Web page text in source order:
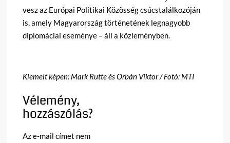
vesz az Európai Politikai Közösség csúcstalálkozóján
is, amely Magyarország történetének legnagyobb
diplomáciai eseménye – áll a közleményben.
Kiemelt képen: Mark Rutte és Orbán Viktor / Fotó: MTI
Vélemény,
hozzászólás?
Az e-mail címet nem